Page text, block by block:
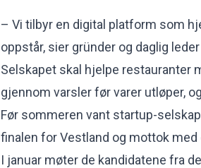
– Vi tilbyr en digital platform som
oppstår, sier gründer og daglig
Selskapet skal hjelpe restauranter
gjennom varsler før varer utløper,
Før sommeren vant startup-
finalen for Vestland og mottok med
I januar møter de kandidatene fra